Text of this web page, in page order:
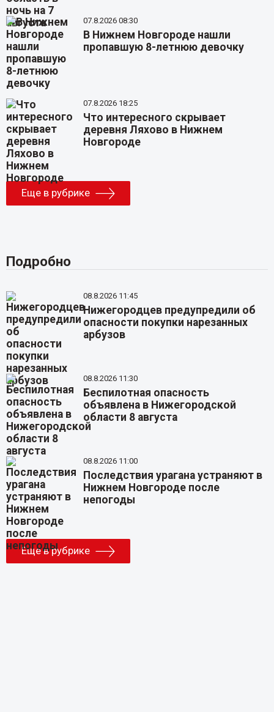
07.8.2026 08:30
В Нижнем Новгороде нашли
пропавшую 8-летнюю девочку
07.8.2026 18:25
Что интересного скрывает
деревня Ляхово в Нижнем
Новгороде
Еще в рубрике
Подробно
08.8.2026 11:45
Нижегородцев предупредили об
опасности покупки нарезанных
арбузов
08.8.2026 11:30
Беспилотная опасность
объявлена в Нижегородской
области 8 августа
08.8.2026 11:00
Последствия урагана устраняют в
Нижнем Новгороде после
непогоды
Еще в рубрике